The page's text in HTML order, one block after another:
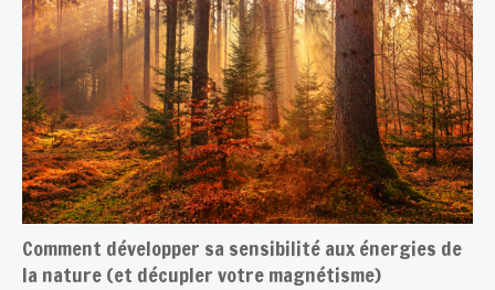
Comment développer sa sensibilité aux énergies de
la nature (et décupler votre magnétisme)